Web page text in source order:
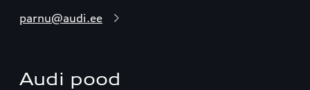
parnu@audi.ee
Audi pood